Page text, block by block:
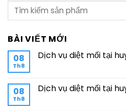
BÀI VIẾT MỚI
08
Th8
Dịch vụ diệt mối tại
08
Th8
Dịch vụ diệt mối tại